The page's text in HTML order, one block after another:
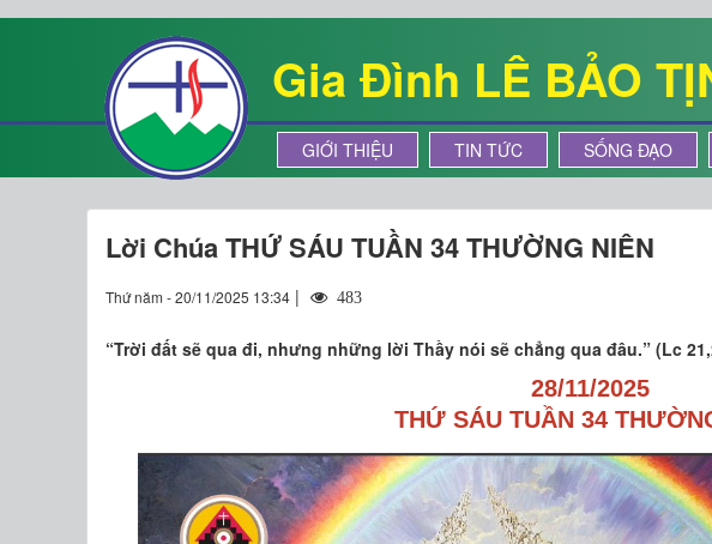
Gia Đình LÊ BẢO
GIỚI THIỆU TIN TỨC SỐNG ĐẠO
Lời Chúa THỨ SÁU TUẦN 34 THƯỜNG NIÊN
Thứ năm - 20/11/2025 13:34 | 483
“Trời đất sẽ qua đi, nhưng những lời Thầy nói sẽ chẳng qua đâu.” (Lc
28/11/2025
THỨ SÁU TUẦN 34